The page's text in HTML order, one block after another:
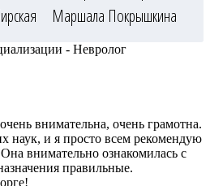
Маршала Покрышкина
- Невролог
внимательна, очень грамотна.
наук, и я просто всем рекомендую
внимательно ознакомилась с
правильные.